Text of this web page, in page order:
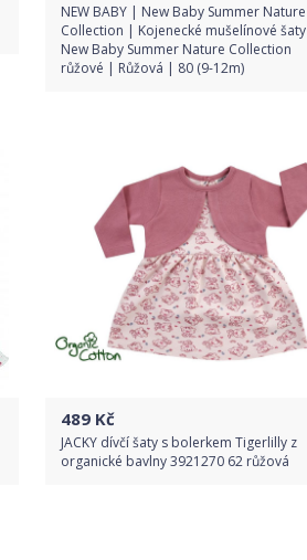
NEW BABY | New Baby Summer Nature
Collection | Kojenecké mušelínové šaty
New Baby Summer Nature Collection
růžové | Růžová | 80 (9-12m)
489 Kč
JACKY dívčí šaty s bolerkem Tigerlilly z
organické bavlny 3921270 62 růžová